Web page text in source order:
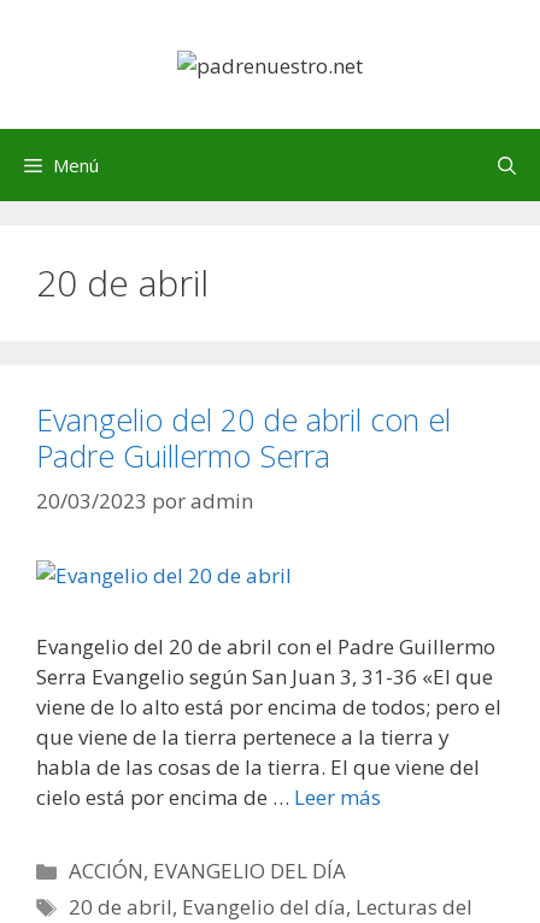
Menú
20 de abril
Evangelio del 20 de abril con el
Padre Guillermo Serra
20/03/2023 poradmin
Evangelio del 20 de abril con el Padre Guillermo
Serra Evangelio según San Juan 3, 31-36 «El que
viene de lo alto está por encima de todos; pero el
que viene de la tierra pertenece a la tierra y
habla de las cosas de la tierra. El que viene del
cielo está por encima de … Leer más
Categorías
ACCIÓN, EVANGELIO DEL DÍA
Etiquetas
20 de abril, Evangelio del día, Lecturas del